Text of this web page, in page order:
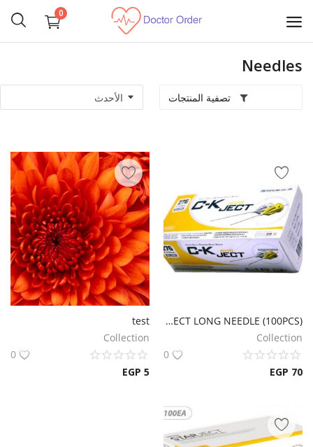
0
ابدأ
مستلزمات شخصية
الآلات الجراحية
الأجهزة الطبية
المناظير الطبية
قائمة الرغبات
خدمة العملاء
تسجيل الدخول
Needles
تصفية المنتجات
CK JECT LONG NEEDLE (100PCS)
Collection
0
70
EGP
test
Collection
0
5
EGP